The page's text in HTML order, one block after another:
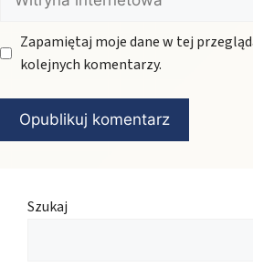
internetowa
Zapamiętaj moje dane w tej
kolejnych komentarzy.
Szukaj